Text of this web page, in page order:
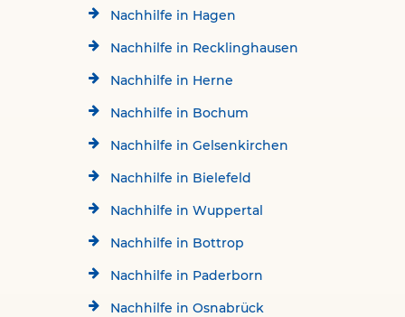
Nachhilfe in Hagen
Nachhilfe in Recklinghausen
Nachhilfe in Herne
Nachhilfe in Bochum
Nachhilfe in Gelsenkirchen
Nachhilfe in Bielefeld
Nachhilfe in Wuppertal
Nachhilfe in Bottrop
Nachhilfe in Paderborn
Nachhilfe in Osnabrück